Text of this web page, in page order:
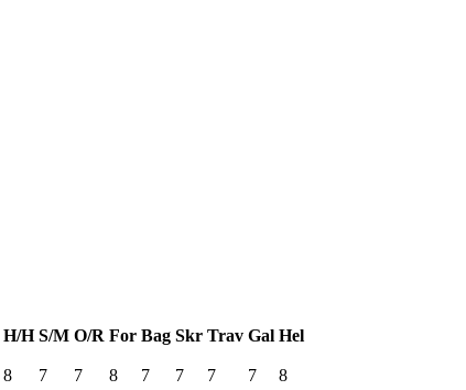
H/H S/M O/R For Bag Skr Trav Gal Hel
8 7 7 8 7 7 7 7 8